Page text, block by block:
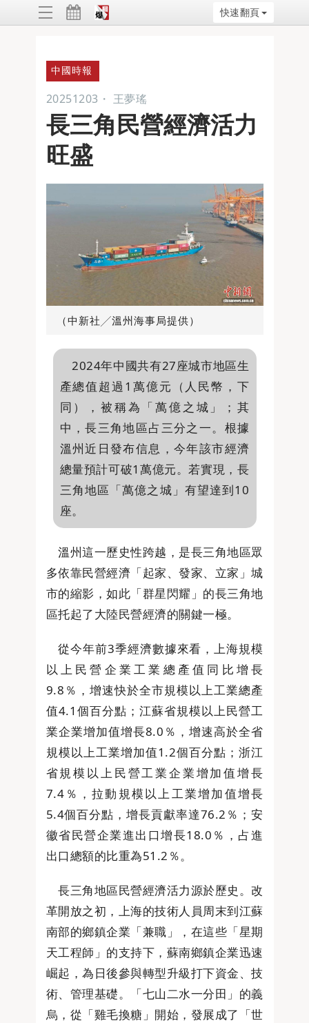
快速翻頁
中國時報
20251203 ・ 王夢瑤
長三角民營經濟活力
旺盛
（中新社╱溫州海事局提供）
2024年中國共有27座城市地區生
產總值超過1萬億元（人民幣，下
同），被稱為「萬億之城」；其
中，長三角地區占三分之一。根據
溫州近日發布信息，今年該市經濟
總量預計可破1萬億元。若實現，長
三角地區「萬億之城」有望達到10
座。
溫州這一歷史性跨越，是長三角地區眾
多依靠民營經濟「起家、發家、立家」城
市的縮影，如此「群星閃耀」的長三角地
區托起了大陸民營經濟的關鍵一極。
從今年前3季經濟數據來看，上海規模
以上民營企業工業總產值同比增長
9.8％，增速快於全市規模以上工業總產
值4.1個百分點；江蘇省規模以上民營工
業企業增加值增長8.0％，增速高於全省
規模以上工業增加值1.2個百分點；浙江
省規模以上民營工業企業增加值增長
7.4％，拉動規模以上工業增加值增長
5.4個百分點，增長貢獻率達76.2％；安
徽省民營企業進出口增長18.0％，占進
出口總額的比重為51.2％。
長三角地區民營經濟活力源於歷史。改
革開放之初，上海的技術人員周末到江蘇
南部的鄉鎮企業「兼職」，在這些「星期
天工程師」的支持下，蘇南鄉鎮企業迅速
崛起，為日後參與轉型升級打下資金、技
術、管理基礎。「七山二水一分田」的義
烏，從「雞毛換糖」開始，發展成了「世